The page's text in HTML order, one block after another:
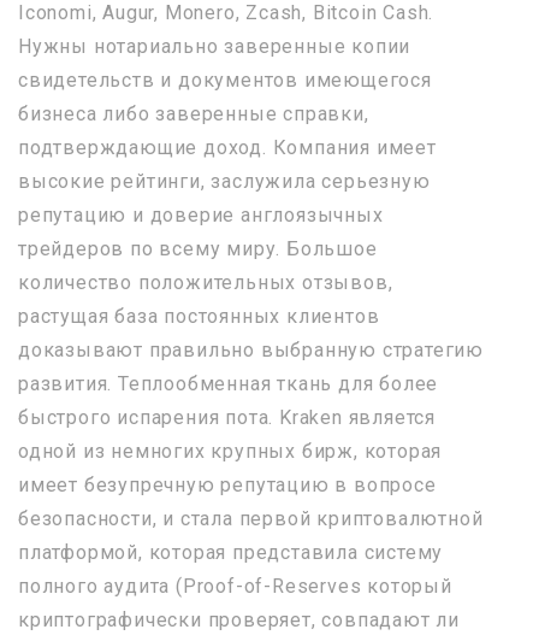
Iconomi, Augur, Monero, Zcash, Bitcoin Cash.
Нужны нотариально заверенные копии
свидетельств и документов имеющегося
бизнеса либо заверенные справки,
подтверждающие доход. Компания имеет
высокие рейтинги, заслужила серьезную
репутацию и доверие англоязычных
трейдеров по всему миру. Большое
количество положительных отзывов,
растущая база постоянных клиентов
доказывают правильно выбранную стратегию
развития. Теплообменная ткань для более
быстрого испарения пота. Kraken является
одной из немногих крупных бирж, которая
имеет безупречную репутацию в вопросе
безопасности, и стала первой криптовалютной
платформой, которая представила систему
полного аудита (Proof-of-Reserves который
криптографически проверяет, совпадают ли